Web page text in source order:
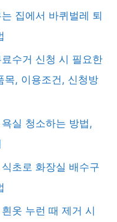
집에서 바퀴벌레 퇴
수거 신청 시 필요한
목, 이용조건, 신청방
실 청소하는 방법,
초로 화장실 배수구
옷 누런 때 제거 시